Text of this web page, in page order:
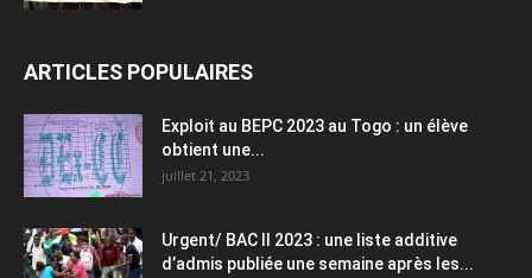
ARTICLES POPULAIRES
Exploit au BEPC 2023 au Togo : un élève
obtient une...
juillet 21, 2023
Urgent/ BAC II 2023 : une liste additive
d’admis publiée une semaine après les...